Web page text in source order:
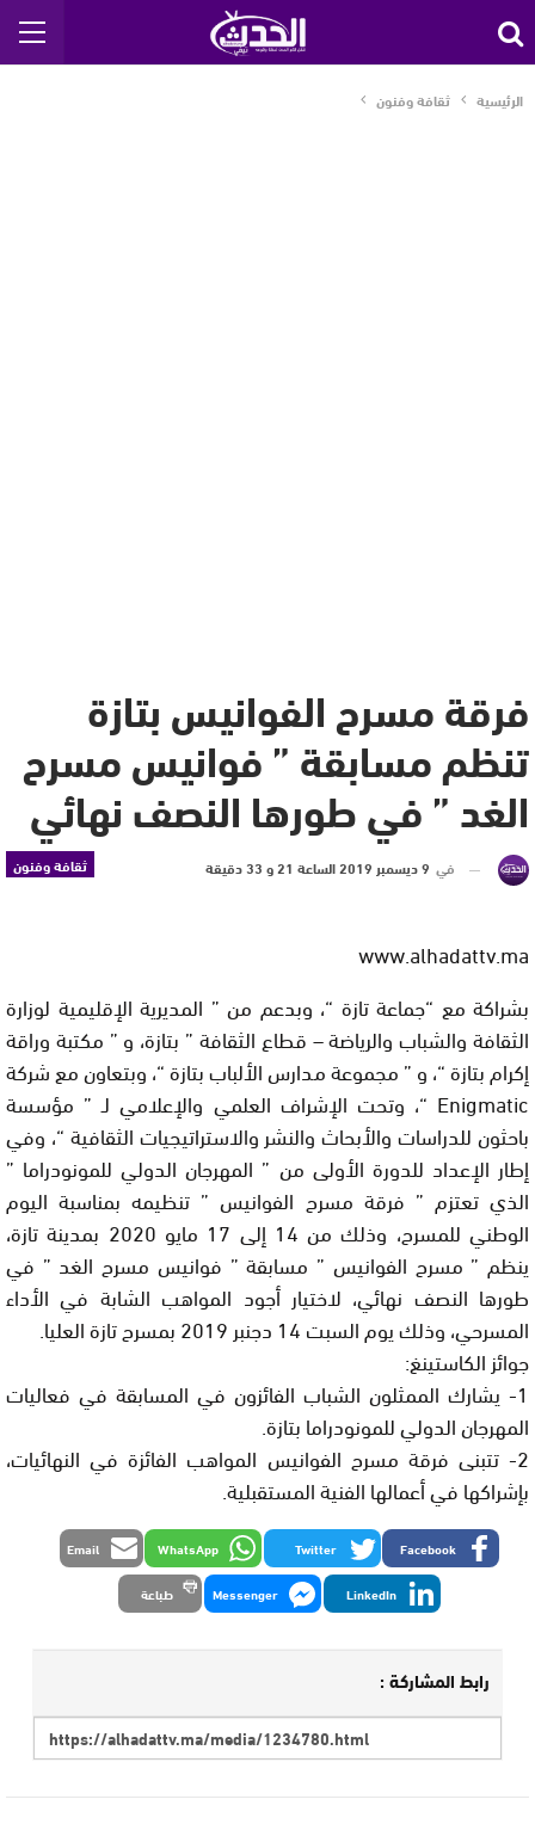
الرئيسية ثقافة وفنون
فرقة مسرح الفوانيس بتازة
تنظم مسابقة ” فوانيس مسرح
الغد ” في طورها النصف نهائي
ثقافة وفنون في 9 ديسمبر 2019 الساعة 21 و 33 دقيقة
www.alhadattv.ma
بشراكة مع “جماعة تازة “، وبدعم من ” المديرية الإقليمية لوزارة
الثقافة والشباب والرياضة – قطاع الثقافة ” بتازة، و ” مكتبة وراقة
إكرام بتازة “، و ” مجموعة مدارس الألباب بتازة “، وبتعاون مع شركة
Enigmatic “، وتحت الإشراف العلمي والإعلامي لـ ” مؤسسة
باحثون للدراسات والأبحاث والنشر والاستراتيجيات الثقافية “، وفي
إطار الإعداد للدورة الأولى من ” المهرجان الدولي للمونودراما ”
الذي تعتزم ” فرقة مسرح الفوانيس ” تنظيمه بمناسبة اليوم
الوطني للمسرح، وذلك من 14 إلى 17 مايو 2020 بمدينة تازة،
ينظم ” مسرح الفوانيس ” مسابقة ” فوانيس مسرح الغد ” في
طورها النصف نهائي، لاختيار أجود المواهب الشابة في الأداء
المسرحي، وذلك يوم السبت 14 دجنبر 2019 بمسرح تازة العليا.
جوائز الكاستينغ:
1- يشارك الممثلون الشباب الفائزون في المسابقة في فعاليات
المهرجان الدولي للمونودراما بتازة.
2- تتبنى فرقة مسرح الفوانيس المواهب الفائزة في النهائيات،
بإشراكها في أعمالها الفنية المستقبلية.
Facebook
Twitter
WhatsApp
Email
LinkedIn
Messenger طباعة
رابط المشاركة :